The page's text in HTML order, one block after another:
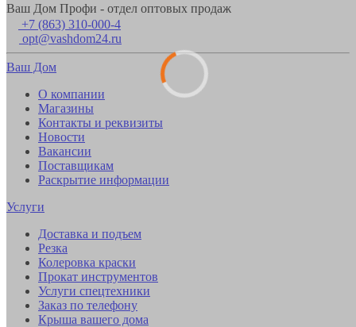
Ваш Дом Профи - отдел оптовых продаж
+7 (863) 310-000-4
opt@vashdom24.ru
Ваш Дом
О компании
Магазины
Контакты и реквизиты
Новости
Вакансии
Поставщикам
Раскрытие информации
Услуги
Доставка и подъем
Резка
Колеровка краски
Прокат инструментов
Услуги спецтехники
Заказ по телефону
Крыша вашего дома